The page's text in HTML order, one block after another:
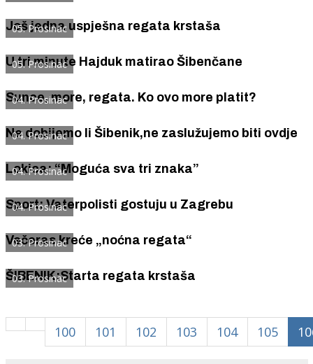
05. Prosinac
Još jedna uspješna regata krstaša
05. Prosinac
U tri minute Hajduk matirao Šibenčane
04. Prosinac
Sunce, more, regata. Ko ovo more platit?
04. Prosinac
Ne dobijemo li Šibenik,ne zaslužujemo biti ovdje
04. Prosinac
Lokica: “Moguća sva tri znaka”
04. Prosinac
Sport: Vaterpolisti gostuju u Zagrebu
03. Prosinac
Večeras kreće „noćna regata“
03. Prosinac
ŠIBENIK:Starta regata krstaša
100 101 102 103 104 105